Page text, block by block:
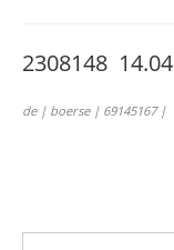
2308148
de | boerse | 69145167 |